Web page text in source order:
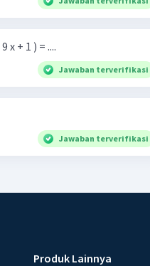
x + 1 ) = ....
Jawaban terverifikasi
Jawaban terverifikasi
Produk Lainnya